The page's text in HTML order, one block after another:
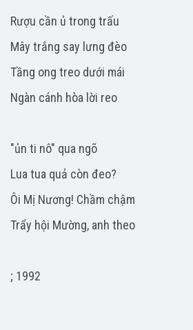
Rượu cần ủ trong trấu
Mây trắng say lưng đèo
Tầng ong treo dưới mái
Ngàn cánh hòa lời reo
"ủn ti nô" qua ngõ
Lua tua quả còn đeo?
Ôi Mị Nương! Chầm chậm
Trẩy hội Mường, anh theo
; 1992